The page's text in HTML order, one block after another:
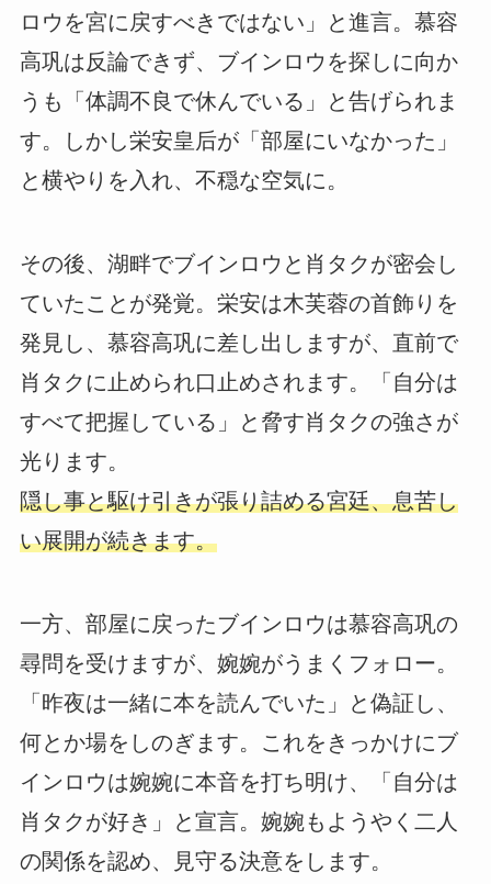
ロウを宮に戻すべきではない」と進言。慕容
高巩は反論できず、ブインロウを探しに向か
うも「体調不良で休んでいる」と告げられま
す。しかし栄安皇后が「部屋にいなかった」
と横やりを入れ、不穏な空気に。
その後、湖畔でブインロウと肖タクが密会し
ていたことが発覚。栄安は木芙蓉の首飾りを
発見し、慕容高巩に差し出しますが、直前で
肖タクに止められ口止めされます。「自分は
すべて把握している」と脅す肖タクの強さが
光ります。
隠し事と駆け引きが張り詰める宮廷、息苦し
い展開が続きます。
一方、部屋に戻ったブインロウは慕容高巩の
尋問を受けますが、婉婉がうまくフォロー。
「昨夜は一緒に本を読んでいた」と偽証し、
何とか場をしのぎます。これをきっかけにブ
インロウは婉婉に本音を打ち明け、「自分は
肖タクが好き」と宣言。婉婉もようやく二人
の関係を認め、見守る決意をします。